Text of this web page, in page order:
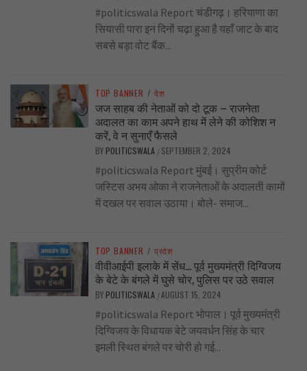
#politicswala Report चंडीगढ़। हरियाणा का
सियासी पारा इन दिनों चढ़ा हुआ है यहाँ जाट के बाद
सबसे बड़ा वोट बैंक...
TOP BANNER / देश
जज साहब की नेताओं को दो टूक – राजनेता
अदालत का काम अपने हाथ में लेने की कोशिश न
करें, वे न सुनाएँ फैसले
BY POLITICSWALA / SEPTEMBER 2, 2024
#politicswala Report मुंबई। सुप्रीम कोर्ट
जस्टिस अभय ओका ने राजनेताओं के अदालती कामों
में दखल पर सवाल उठाया। बोले- समाज...
TOP BANNER / प्रदेश
वीवीआईपी इलाके में सेंध… पूर्व मुख्यमंत्री दिग्विजय
के बेटे के बंगले में घुसे चोर, पुलिस पर उठे सवाल
BY POLITICSWALA /AUGUST 15, 2024
#politicswala Report भोपाल। पूर्व मुख्यमंत्री
दिग्विजय के विधायक बेटे जयवर्धन सिंह के चार
इमली स्थित बंगले पर चोरी हो गई...